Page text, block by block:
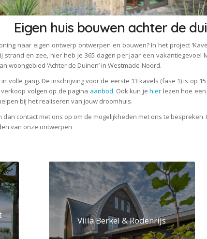
Eigen huis bouwen achter de
naar eigen ontwerp ontwerpen en bouwen? In het project
strand en zee, hier heb je 365 dagen per jaar een vakantiegevoel
woongebied ‘Achter de Duinen’ in Westmade-Noord.
volle gang. De inschrijving voor de eerste 13 kavels (fase 1) is op
volgen op de pagina aanbod. Ook kun jehier lezen hoe
bij het realiseren van jouw droomhuis.
contact met ons op om de mogelijkheden met ons te bespreken.
van onze ontwerpen
Villa Berkel & Rodenrijs